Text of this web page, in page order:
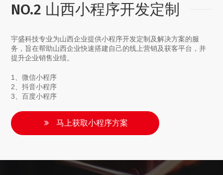
NO.2 山西小程序开发定制
宇盛科技专业为山西企业提供小程序开发定制及解决方案的服
务，旨在帮助山西企业快速搭建自己的线上营销及获客平台，并
提升企业销售业绩。
1、微信小程序
2、抖音小程序
3、百度小程序
马上获取小程序方案